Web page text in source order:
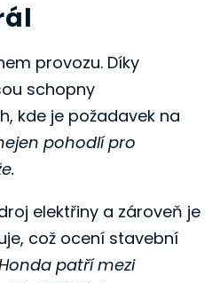
provozu. Díky
schopny
kde je požadavek na
pohodlí pro
elektřiny a zároveň je
což ocení stavební
patří mezi